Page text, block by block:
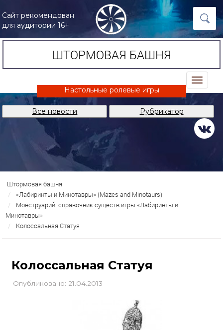
Сайт рекомендован
для аудитории 16+
ШТОРМОВАЯ БАШНЯ
trk
Настольные ролевые игры
Все новости Рубрикатор
Штормовая башня
«Лабиринты и Минотавры» (Mazes and Minotaurs)
Монструарий: справочник существ игры «Лабиринты и
Минотавры»
Колоссальная Статуя
Колоссальная Статуя
Опубликовано: 21.04.2013